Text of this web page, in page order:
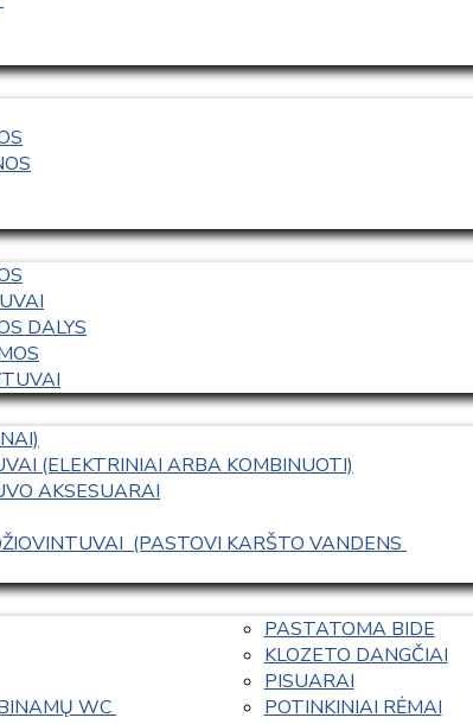
DALYS
(ELEKTRINIAI ARBA KOMBINUOTI)
AKSESUARAI
(PASTOVI KARŠTO VANDENS
WC
PASTATOMA BIDE
KLOZETO DANGČIAI
PISUARAI
POTINKINIAI RĖMAI